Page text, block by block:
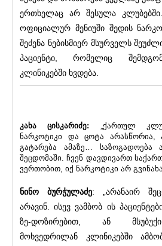
ერთხელაც არ შესულა
ოფიციალურ მენიუში შედის
შეძენა ნებისმიერ მსურველს
პაციენტი, რომელიც
კლინიკებში ხვდება.
კახა ცისკარიძე: „ქართულ
ნარკოტიკი და ცოტა არასწორია,
გატარება ამაზე… საზოგადოება
შეცდომაში. ჩვენ დავდივართ
ვერთობით, იქ ნარკოტიკი არ
ნინო ბურჭულაძე: „არანაირ
არავინ. ისევ ვამბობ ის
ზე-დოზირებით, ან მსუბუქი
მოხვედრილან კლინიკებში